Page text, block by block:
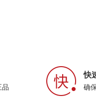
品
快
确